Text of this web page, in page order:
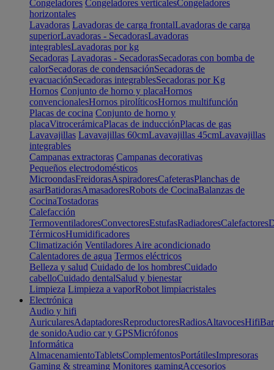
Congeladores Congeladores verticalesCongeladores
horizontales
Lavadoras Lavadoras de carga frontalLavadoras de carga
superiorLavadoras - SecadorasLavadoras
integrablesLavadoras por kg
Secadoras Lavadoras - SecadorasSecadoras con bomba de
calorSecadoras de condensaciónSecadoras de
evacuaciónSecadoras integrablesSecadoras por Kg
Hornos Conjunto de horno y placaHornos
convencionalesHornos pirolíticosHornos multifunción
Placas de cocina Conjunto de horno y
placaVitrocerámicaPlacas de inducciónPlacas de gas
Lavavajillas Lavavajillas 60cmLavavajillas 45cmLavavajillas
integrables
Campanas extractoras Campanas decorativas
Pequeños electrodomésticos
MicroondasFreidorasAspiradoresCafeterasPlanchas de
asarBatidorasAmasadoresRobots de CocinaBalanzas de
CocinaTostadoras
Calefacción
TermoventiladoresConvectoresEstufasRadiadoresCalefactores
TérmicosHumidificadores
Climatización Ventiladores Aire acondicionado
Calentadores de agua Termos eléctricos
Belleza y salud Cuidado de los hombresCuidado
cabelloCuidado dentalSalud y bienestar
Limpieza Limpieza a vaporRobot limpiacristales
Electrónica
Audio y hifi
AuricularesAdaptadoresReproductoresRadiosAltavocesHifi
de sonidoAudio car y GPSMicrófonos
Informática
AlmacenamientoTabletsComplementosPortátilesImpresoras
Gaming & streaming Monitores gamingAccesorios